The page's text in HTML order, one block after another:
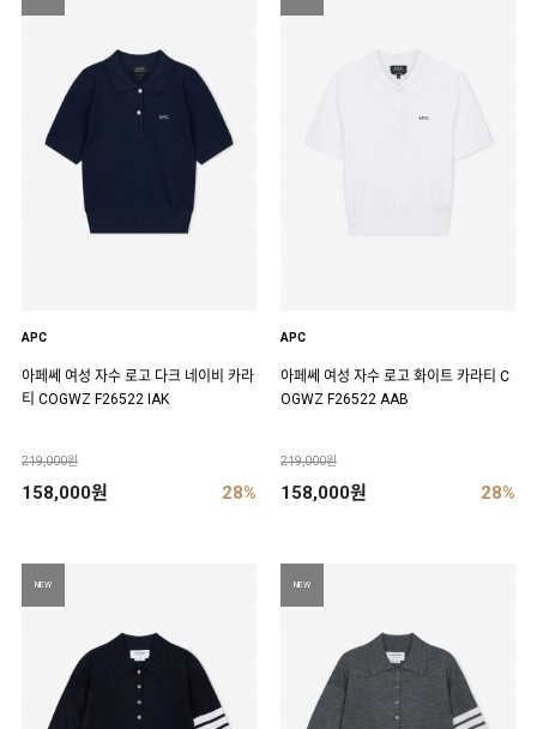
APC
아페쎄 여성 자수 로고 다크 네이비 카라
티 COGWZ F26522 IAK
219,000원
158,000원 28%
APC
아페쎄 여성 자수 로고 화이트 카라티 C
OGWZ F26522 AAB
219,000원
158,000원 28%
NEW NEW